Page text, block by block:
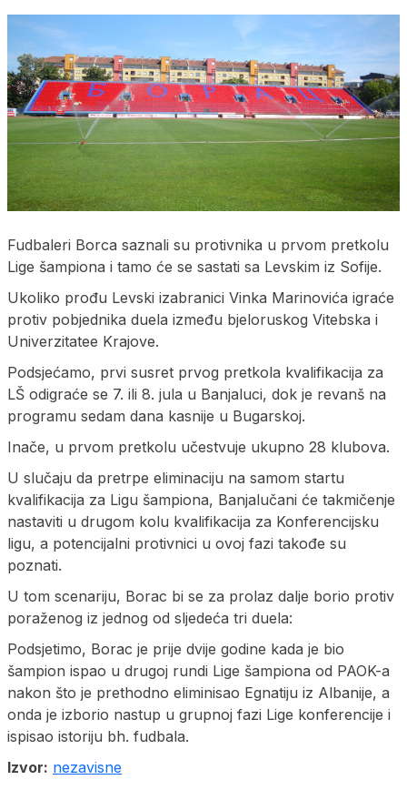
Fudbaleri Borca saznali su protivnika u prvom pretkolu
Lige šampiona i tamo će se sastati sa Levskim iz Sofije.
Ukoliko prođu Levski izabranici Vinka Marinovića igraće
protiv pobjednika duela između bjeloruskog Vitebska i
Univerzitatee Krajove.
Podsjećamo, prvi susret prvog pretkola kvalifikacija za
LŠ odigraće se 7. ili 8. jula u Banjaluci, dok je revanš na
programu sedam dana kasnije u Bugarskoj.
Inače, u prvom pretkolu učestvuje ukupno 28 klubova.
U slučaju da pretrpe eliminaciju na samom startu
kvalifikacija za Ligu šampiona, Banjalučani će takmičenje
nastaviti u drugom kolu kvalifikacija za Konferencijsku
ligu, a potencijalni protivnici u ovoj fazi takođe su
poznati.
U tom scenariju, Borac bi se za prolaz dalje borio protiv
poraženog iz jednog od sljedeća tri duela:
Podsjetimo, Borac je prije dvije godine kada je bio
šampion ispao u drugoj rundi Lige šampiona od PAOK-a
nakon što je prethodno eliminisao Egnatiju iz Albanije, a
onda je izborio nastup u grupnoj fazi Lige konferencije i
ispisao istoriju bh. fudbala.
Izvor: nezavisne